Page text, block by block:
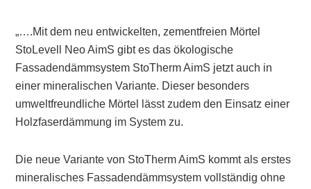
„….Mit dem neu entwickelten, zementfreien Mörtel
StoLevell Neo AimS gibt es das ökologische
Fassadendämmsystem StoTherm AimS jetzt auch in
einer mineralischen Variante. Dieser besonders
umweltfreundliche Mörtel lässt zudem den Einsatz einer
Holzfaserdämmung im System zu.
Die neue Variante von StoTherm AimS kommt als erstes
mineralisches Fassadendämmsystem vollständig ohne